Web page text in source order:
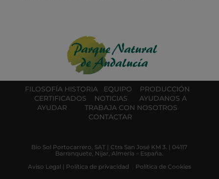
FILOSOFÍA HISTORIA EQUIPO
PRODUCCIÓN
CERTIFICADOS
NOTICIAS
AYUDANOS A
AYUDAR
TRABAJA CON NOSOTROS
CONTACTAR
Bio Sol Portocarrero, SAT | Ctra San José KM 3. | 04117
Barranquete, Nijar, Almería – España.
Aviso Legal | Política de privacidad Política de Cookies